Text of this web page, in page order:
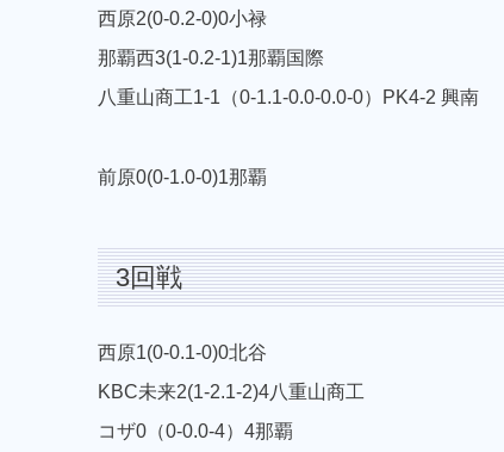
西原2(0-0.2-0)0小禄
那覇西3(1-0.2-1)1那覇国際
八重山商工1-1（0-1.1-0.0-0.0-0）PK4-2 興南
前原0(0-1.0-0)1那覇
3回戦
西原1(0-0.1-0)0北谷
KBC未来2(1-2.1-2)4八重山商工
コザ0（0-0.0-4）4那覇